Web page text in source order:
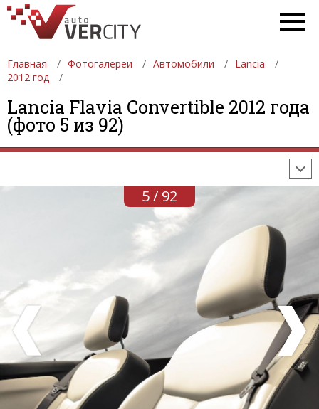
Главная Фотогалереи Автомобили
Lancia
2012 год
Lancia Flavia Convertible 2012 года
(фото 5 из 92)
ФОТОГАЛЕРЕИ АВТОМОБИЛИ
ДЕВУШКИ
АВТОСАЛОНЫ
ФОРМУЛА-1
5 / 92